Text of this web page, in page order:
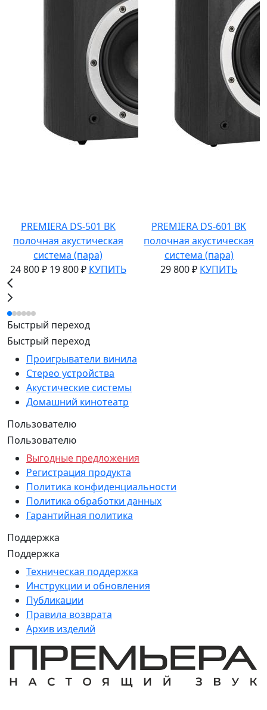
PREMIERA DS-501 BK
полочная акустическая
система (пара)
24 800 ₽19 800 ₽ КУПИТЬ
PREMIERA DS-601 BK
полочная акустическая
система (пара)
29 800 ₽ КУПИТЬ
Быстрый переход
Быстрый переход
Проигрыватели винила
Стерео устройства
Акустические системы
Домашний кинотеатр
Пользователю
Пользователю
Выгодные предложения
Регистрация продукта
Политика конфиденциальности
Политика обработки данных
Гарантийная политика
Поддержка
Поддержка
Техническая поддержка
Инструкции и обновления
Публикации
Правила возврата
Архив изделий